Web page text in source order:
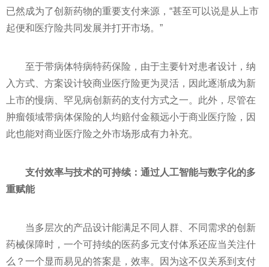
已然成为了创新药物的重要支付来源，“甚至可以说是从上市
起便和医疗险共同发展并打开市场。”
至于带病体特病特药保险，由于主要针对患者设计，纳
入方式、方案设计较商业医疗险更为灵活，因此逐渐成为新
上市的慢病、罕见病创新药的支付方式之一。此外，尽管在
肿瘤领域带病体保险的人均赔付金额远小于商业医疗险，因
此也能对商业医疗险之外市场形成有力补充。
支付效率与技术的可持续：通过人工智能与数字化的多
重赋能
当多层次的产品设计能满足不同人群、不同需求的创新
药械保障时，一个可持续的医药多元支付体系还应当关注什
么？一个显而易见的答案是，效率。因为这不仅关系到支付